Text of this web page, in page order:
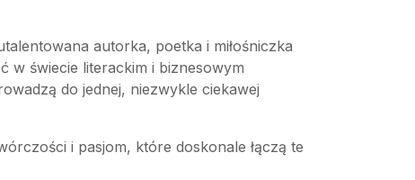
autorka, poetka i miłośniczka
w świecie literackim i biznesowym
do jednej, niezwykle ciekawej
i pasjom, które doskonale łączą te